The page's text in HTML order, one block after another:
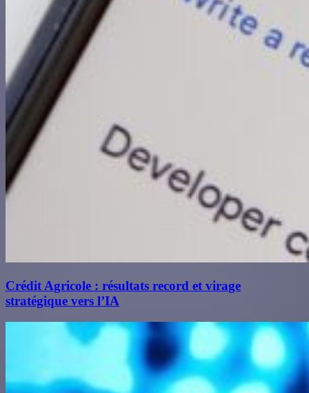
Crédit Agricole : résultats record et virage
stratégique vers l’IA